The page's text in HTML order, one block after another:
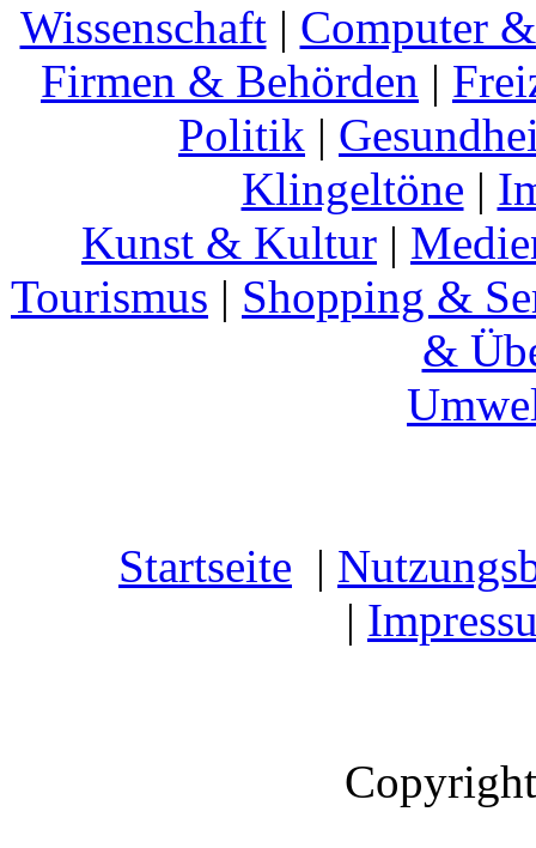
Wissenschaft| Computer
Firmen & Behörden |
Politik |
Klingeltöne |
Kunst & Kultur |
Tourismus | Shopping &
&
Startseite |
|